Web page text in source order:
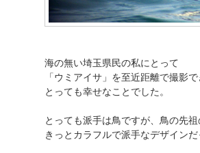
海の無い埼玉県民の私にとって
「ウミアイサ」を至近距離で撮影
とっても幸せなことでした。
とっても派手は鳥ですが、鳥の先祖
きっとカラフルで派手なデザインだ